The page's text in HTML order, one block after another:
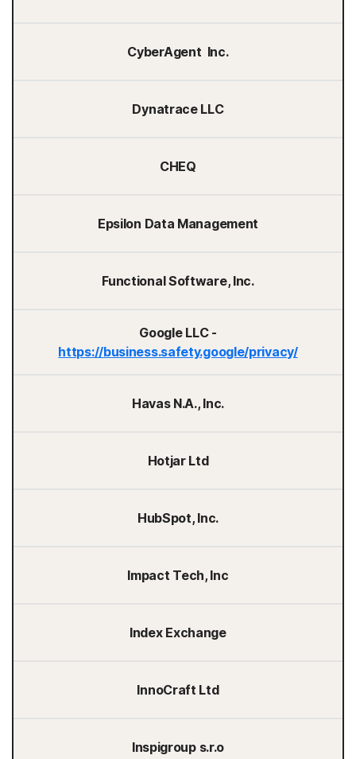
CyberAgent Inc.
Dynatrace LLC
CHEQ
Epsilon Data Management
Functional Software, Inc.
Google LLC -
https://business.safety.google/privacy/
Havas N.A., Inc.
Hotjar Ltd
HubSpot, Inc.
Impact Tech, Inc
Index Exchange
InnoCraft Ltd
Inspigroup s.r.o